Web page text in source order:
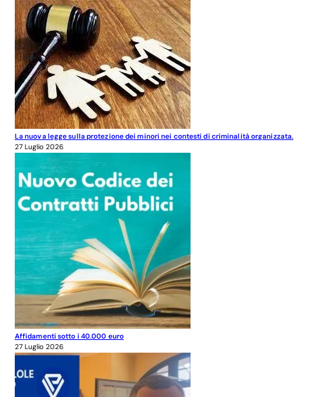
La nuova legge sulla protezione dei minori nei contesti di criminalità organizzata.
27 Luglio 2026
Affidamenti sotto i 40.000 euro
27 Luglio 2026